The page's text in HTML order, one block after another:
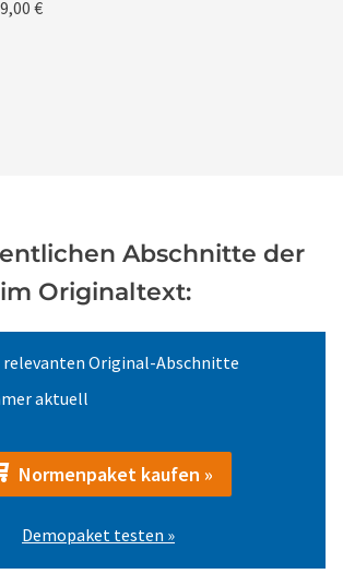
€
Abschnitte der
im Originaltext:
relevanten Original-Abschnitte
aktuell
Normenpaket kaufen »
Demopaket testen »